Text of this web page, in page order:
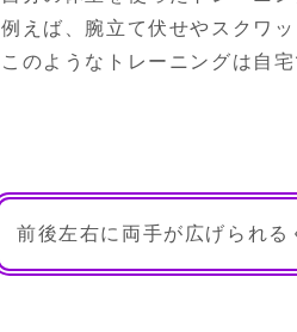
例えば、腕立て伏せやスクワ
このようなトレーニングは自
前後左右に両手が広げられる